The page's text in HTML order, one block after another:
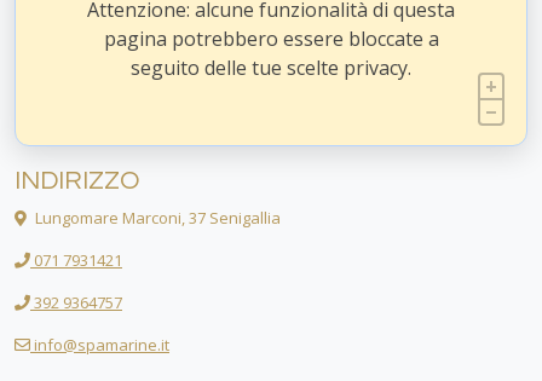
Attenzione: alcune funzionalità di questa
pagina potrebbero essere bloccate a
seguito delle tue scelte privacy.
INDIRIZZO
Lungomare Marconi, 37 Senigallia
071 7931421
392 9364757
info@spamarine.it